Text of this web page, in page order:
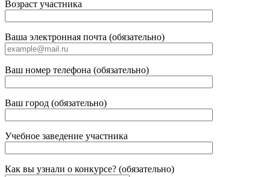
Возраст участника
Ваша электронная почта (обязательно)
Ваш номер телефона (обязательно)
Ваш город (обязательно)
Учебное заведение участника
Как вы узнали о конкурсе? (обязательно)